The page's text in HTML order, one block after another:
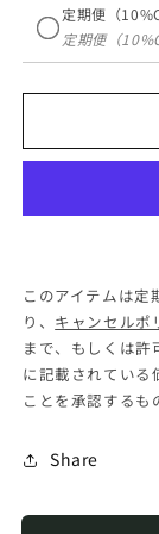
の
数
量
を
ら
定期便（
定期便（
このアイテムは定
り、 キャンセルポ
まで、もしくは
に記載されている
ことを承認するも
Share